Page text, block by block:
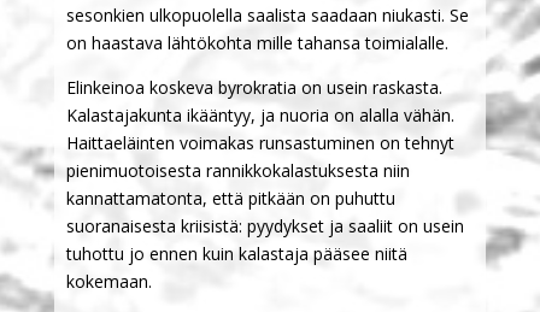
sesonkien ulkopuolella saalista saadaan niukasti. Se
on haastava lähtökohta mille tahansa toimialalle.
Elinkeinoa koskeva byrokratia on usein raskasta.
Kalastajakunta ikääntyy, ja nuoria on alalla vähän.
Haittaeläinten voimakas runsastuminen on tehnyt
pienimuotoisesta rannikkokalastuksesta niin
kannattamatonta, että pitkään on puhuttu
suoranaisesta kriisistä: pyydykset ja saaliit on usein
tuhottu jo ennen kuin kalastaja pääsee niitä
kokemaan.